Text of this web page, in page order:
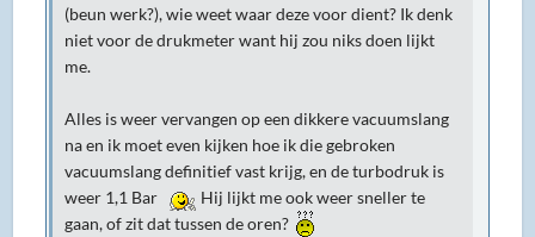
(beun werk?), wie weet waar deze voor dient? Ik denk
niet voor de drukmeter want hij zou niks doen lijkt
me.
Alles is weer vervangen op een dikkere vacuumslang
na en ik moet even kijken hoe ik die gebroken
vacuumslang definitief vast krijg, en de turbodruk is
weer 1,1 Bar
Hij lijkt me ook weer sneller te
gaan, of zit dat tussen de oren?